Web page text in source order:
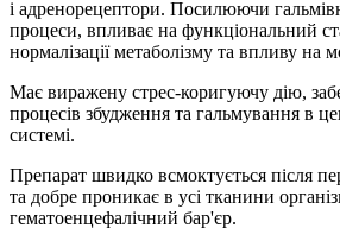
і адренорецептори. Посилюючи
процеси, впливає на функціональний
нормалізації метаболізму та впливу на
Має виражену стрес-коригуючу дію,
процесів збудження та гальмування в
системі.
Препарат швидко всмоктується після
та добре проникає в усі тканини
гематоенцефалічний бар'єр.